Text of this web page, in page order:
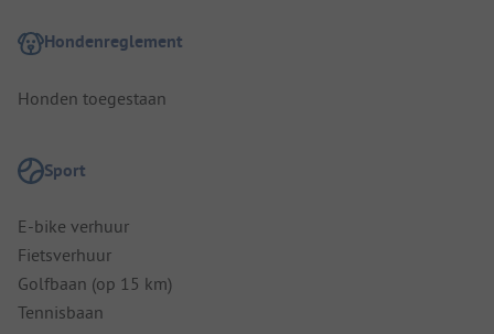
Hondenreglement
Honden toegestaan
Sport
E-bike verhuur
Fietsverhuur
Golfbaan (op 15 km)
Tennisbaan